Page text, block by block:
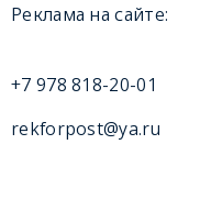
Реклама на сайте:
+7 978 818-20-01
rekforpost@ya.ru